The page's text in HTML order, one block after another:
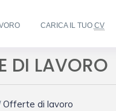
CARICA IL TUO CV
DI LAVORO
Offerte di lavoro